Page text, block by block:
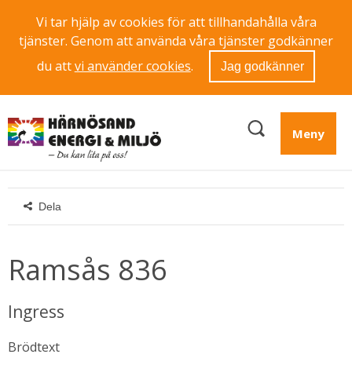
Vi tar hjälp av cookies för att tillhandahålla våra
tjänster. Genom att använda våra tjänster godkänner
du attvi använder cookies. Jag godkänner
Meny
Dela
Ramsås 836
Ingress
Brödtext